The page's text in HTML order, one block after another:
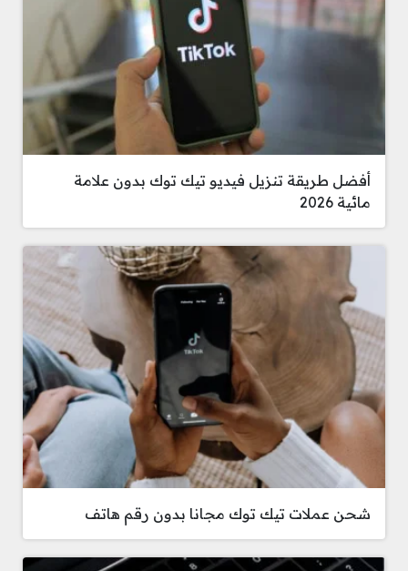
أفضل طريقة تنزيل فيديو تيك توك بدون علامة
مائية 2026
شحن عملات تيك توك مجانا بدون رقم هاتف